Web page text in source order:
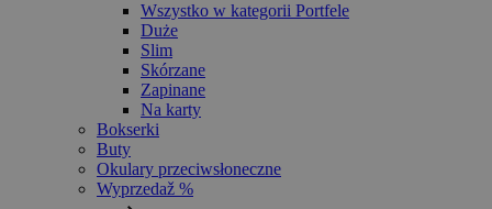
Wszystko w kategorii Portfele
Duże
Slim
Skórzane
Zapinane
Na karty
Bokserki
Buty
Okulary przeciwsłoneczne
Wyprzedaž %